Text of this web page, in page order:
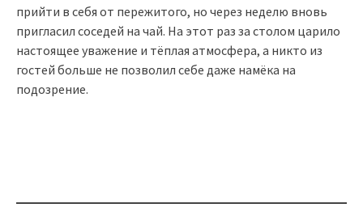
прийти в себя от пережитого, но через неделю вновь
пригласил соседей на чай. На этот раз за столом царило
настоящее уважение и тёплая атмосфера, а никто из
гостей больше не позволил себе даже намёка на
подозрение.